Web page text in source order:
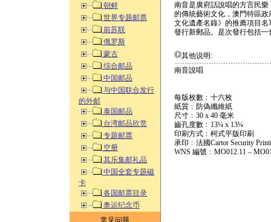
朝鲜
世界专题邮票
前苏联
俄罗斯
蒙古
综合邮品
中国邮品
与中国联合发行
的外邮
泰国邮品
台湾邮品欣赏
专题邮票
空册
其乐集邮礼品
中国全套专题磁
卡
各国邮票目录
奥运纪念币
常见问题
南音是廣府話說唱的方言民
的傳統藝術文化，澳門特區
文化遺產名錄》的推薦項目
發行新郵品。是次發行包括
其他说明:
南音說唱
每版枚數﹕十六枚
紙質﹕防偽纖維紙
尺寸﹕30 x 40 毫米
齒孔度數﹕13¼ x 13¼
印刷方式﹕柯式平版印刷
承印﹕法國Cartor Security
WNS 編號﹕MO012.11 –